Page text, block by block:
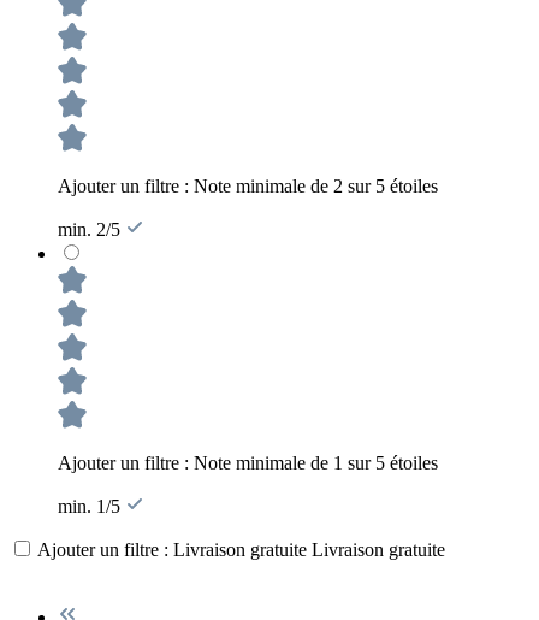
Ajouter un filtre : Note minimale de 2 sur 5 étoiles
min. 2/5
Ajouter un filtre : Note minimale de 1 sur 5 étoiles
min. 1/5
Ajouter un filtre : Livraison gratuite Livraison gratuite